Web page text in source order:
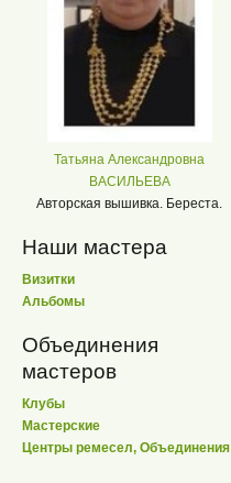
Татьяна Александровна
ВАСИЛЬЕВА
Авторская вышивка. Береста.
Наши мастера
Визитки
Альбомы
Объединения
мастеров
Клубы
Мастерские
Центры ремесел, Объединения